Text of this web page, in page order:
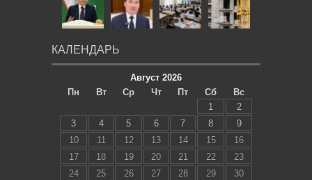
КАЛЕНДАРЬ
Август 2026
Пн
Вт Ср Чт Пт Сб
Вс
1
2
3
4 5 6 7 8
9
10
11 12 13 14 15
16
17
18 19 20 21 22
23
24
25 26 27 28 29
30